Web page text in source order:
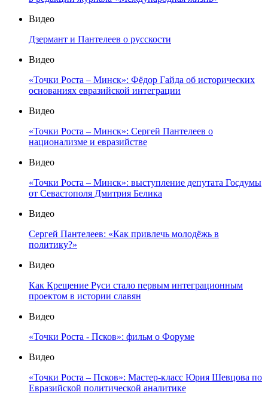
Видео
Дзермант и Пантелеев о русскости
Видео
«Точки Роста – Минск»: Фёдор Гайда об исторических
основаниях евразийской интеграции
Видео
«Точки Роста – Минск»: Сергей Пантелеев о
национализме и евразийстве
Видео
«Точки Роста – Минск»: выступление депутата Госдумы
от Севастополя Дмитрия Белика
Видео
Сергей Пантелеев: «Как привлечь молодёжь в
политику?»
Видео
Как Крещение Руси стало первым интеграционным
проектом в истории славян
Видео
«Точки Роста - Псков»: фильм о Форуме
Видео
«Точки Роста – Псков»: Мастер-класс Юрия Шевцова по
Евразийской политической аналитике